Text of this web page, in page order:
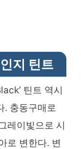
지 틴트
틴트 역시
. 충동구매로
레이빛으로 시
로 변한다. 변